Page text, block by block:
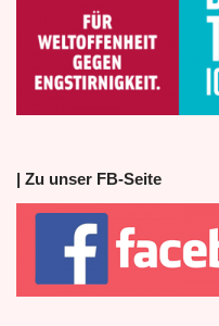
| Zu unser FB-Seite